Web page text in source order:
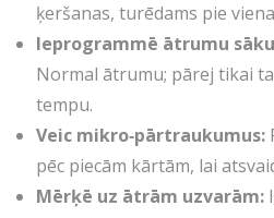
ķeršanas, turēdams pie
Ieprogrammē ātrumu
Normal ātrumu; pārej tikai
tempu.
Veic mikro‑pārtraukumus:
pēc piecām kārtām, lai
Mērķē uz ātrām uzvarām: